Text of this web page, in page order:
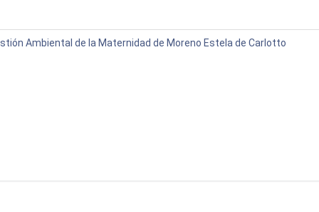
Ambiental de la Maternidad de Moreno Estela de Carlotto